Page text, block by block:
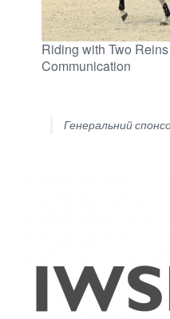
Riding with Two
Communication
Генеральний